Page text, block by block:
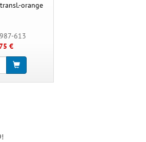
orange
613
€